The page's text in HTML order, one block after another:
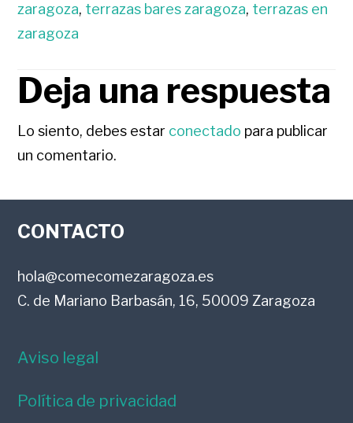
zaragoza, terrazas bares zaragoza, terrazas en
zaragoza
INTERACCIONES
CON
LOS
LECTORES
Deja una respuesta
Lo siento, debes estar conectado para publicar
un comentario.
FOOTER
CONTACTO
hola@comecomezaragoza.es
C. de Mariano Barbasán, 16, 50009 Zaragoza
Aviso legal
Política de privacidad